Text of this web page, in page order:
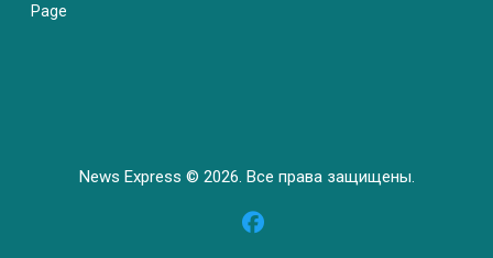
Page
News Express © 2026. Все права защищены.